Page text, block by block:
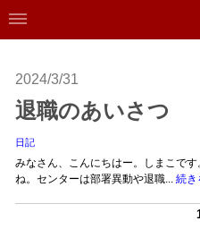
2024/3/31
退職のあいさつ
日記
みなさん、こんにちはー。しまこで
ね。センターは部署異動や退職... 続き